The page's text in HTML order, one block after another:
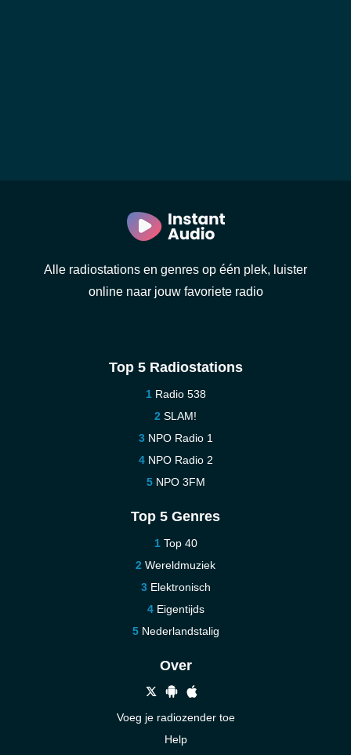
Alle radiostations en genres op één plek, luister
online naar jouw favoriete radio
Top 5 Radiostations
Radio 538
SLAM!
NPO Radio 1
NPO Radio 2
NPO 3FM
Top 5 Genres
Top 40
Wereldmuziek
Elektronisch
Eigentijds
Nederlandstalig
Over
Voeg je radiozender toe
Help